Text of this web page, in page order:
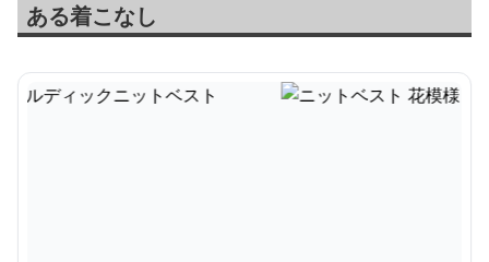
ある着こなし